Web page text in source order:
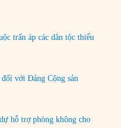
trấn áp các dân tộc thiểu
với Đảng Cộng sản
hỗ trợ phòng không cho